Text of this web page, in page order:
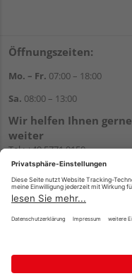
Öffnungszeiten:
Mo. – Fr. 07:00 – 18:00
Sa. 08:00 – 13:00
Wir helfen Ihnen gerne
weiter
Tel.:+49 5771 9150
E-Mail:info@holz-hassfeld.de
WhatsApp
Impressum AGB